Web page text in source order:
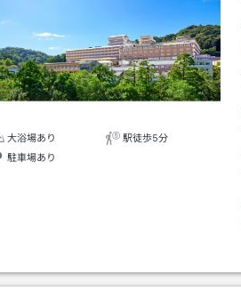
大浴場あり
駅徒歩5分
駐車場あり